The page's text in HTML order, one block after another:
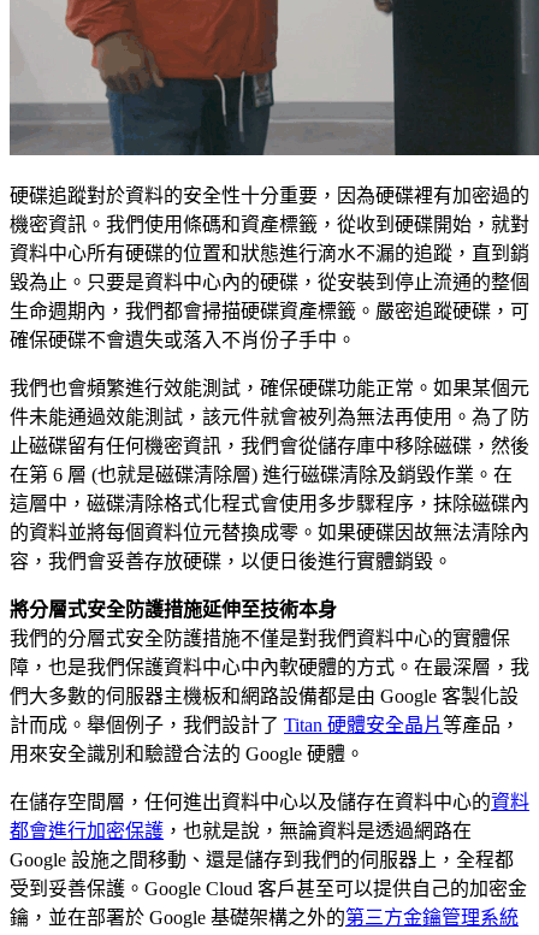
硬碟追蹤對於資料的安全性十分重要，因為硬碟裡有加密過的
機密資訊。我們使用條碼和資產標籤，從收到硬碟開始，就對
資料中心所有硬碟的位置和狀態進行滴水不漏的追蹤，直到銷
毀為止。只要是資料中心內的硬碟，從安裝到停止流通的整個
生命週期內，我們都會掃描硬碟資產標籤。嚴密追蹤硬碟，可
確保硬碟不會遺失或落入不肖份子手中。
我們也會頻繁進行效能測試，確保硬碟功能正常。如果某個元
件未能通過效能測試，該元件就會被列為無法再使用。為了防
止磁碟留有任何機密資訊，我們會從儲存庫中移除磁碟，然後
在第 6 層 (也就是磁碟清除層) 進行磁碟清除及銷毀作業。在
這層中，磁碟清除格式化程式會使用多步驟程序，抹除磁碟內
的資料並將每個資料位元替換成零。如果硬碟因故無法清除內
容，我們會妥善存放硬碟，以便日後進行實體銷毀。
將分層式安全防護措施延伸至技術本身
我們的分層式安全防護措施不僅是對我們資料中心的實體保
障，也是我們保護資料中心中內軟硬體的方式。在最深層，我
們大多數的伺服器主機板和網路設備都是由 Google 客製化設
計而成。舉個例子，我們設計了 Titan 硬體安全晶片等產品，
用來安全識別和驗證合法的 Google 硬體。
在儲存空間層，任何進出資料中心以及儲存在資料中心的資料
都會進行加密保護 ，也就是說，無論資料是透過網路在
Google 設施之間移動、還是儲存到我們的伺服器上，全程都
受到妥善保護。Google Cloud 客戶甚至可以提供自己的加密金
鑰，並在部署於 Google 基礎架構之外的第三方金鑰管理系統